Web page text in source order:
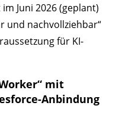
Juni 2026 (geplant)
und nachvollziehbar“
für KI-
mit
Anbindung